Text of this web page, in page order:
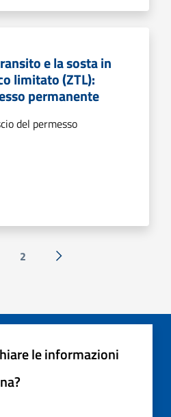
e la sosta in
limitato (ZTL):
permanente
del permesso
2 Successiva »
le informazioni